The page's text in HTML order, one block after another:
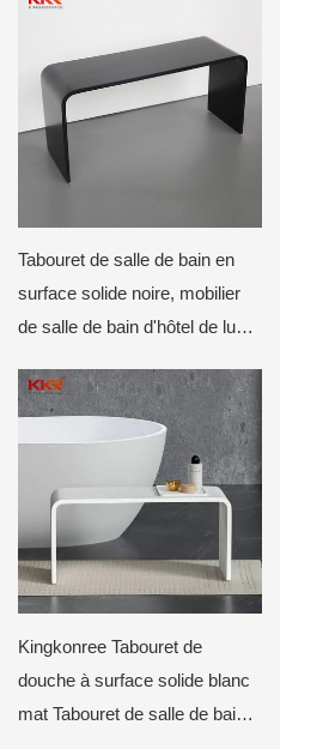
Tabouret de salle de bain en
surface solide noire, mobilier
de salle de bain d'hôtel de luxe,
contrats
Kingkonree Tabouret de
douche à surface solide blanc
mat Tabouret de salle de bain